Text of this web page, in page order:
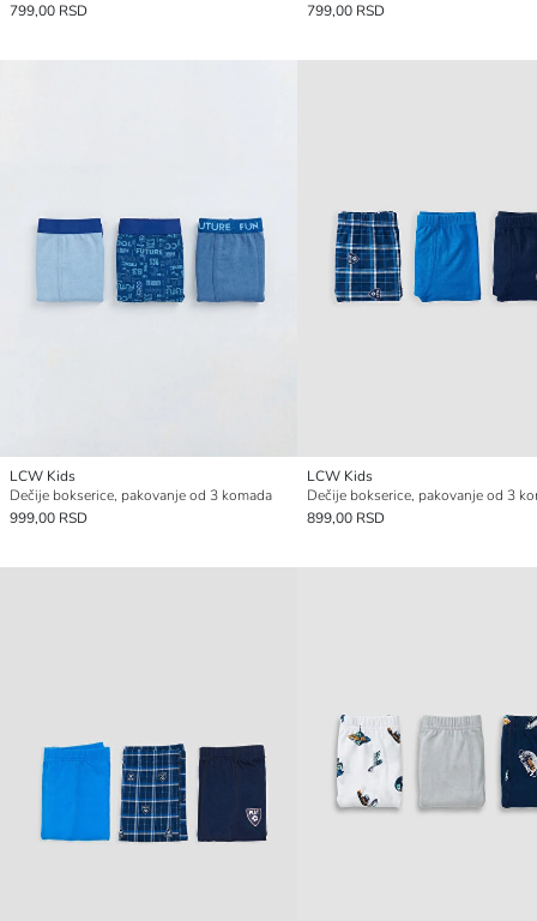
799,00 RSD
799,00 RSD
LCW Kids
Dečije bokserice, pakovanje od 3 komada
999,00 RSD
LCW Kids
Dečije bokserice, pakovanje od 3
899,00 RSD